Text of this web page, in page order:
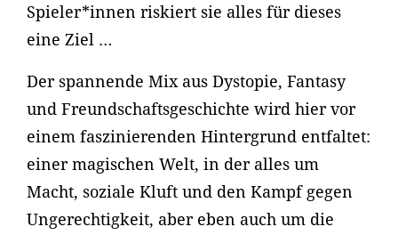
Spieler*innen riskiert sie alles für dieses
eine Ziel …
Der spannende Mix aus Dystopie, Fantasy
und Freundschaftsgeschichte wird hier vor
einem faszinierenden Hintergrund entfaltet:
einer magischen Welt, in der alles um
Macht, soziale Kluft und den Kampf gegen
Ungerechtigkeit, aber eben auch um die